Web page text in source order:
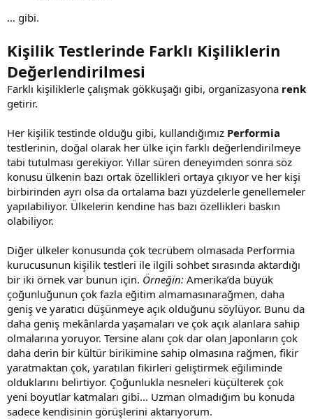
… gibi.
Kişilik Testlerinde Farklı Kişiliklerin
Değerlendirilmesi
Farklı kişiliklerle çalışmak gökkuşağı gibi, organizasyona renk
getirir.
Her kişilik testinde olduğu gibi, kullandığımız Performia
testlerinin, doğal olarak her ülke için farklı değerlendirilmeye
tabi tutulması gerekiyor. Yıllar süren deneyimden sonra söz
konusu ülkenin bazı ortak özellikleri ortaya çıkıyor ve her kişi
birbirinden ayrı olsa da ortalama bazı yüzdelerle genellemeler
yapılabiliyor. Ülkelerin kendine has bazı özellikleri baskın
olabiliyor.
Diğer ülkeler konusunda çok tecrübem olmasada Performia
kurucusunun kişilik testleri ile ilgili sohbet sırasında aktardığı
bir iki örnek var bunun için. Örneğin: Amerika’da büyük
çoğunluğunun çok fazla eğitim almamasınarağmen, daha
geniş ve yaratıcı düşünmeye açık olduğunu söylüyor. Bunu da
daha geniş mekânlarda yaşamaları ve çok açık alanlara sahip
olmalarına yoruyor. Tersine alanı çok dar olan Japonların çok
daha derin bir kültür birikimine sahip olmasına rağmen, fikir
yaratmaktan çok, yaratılan fikirleri geliştirmek eğiliminde
olduklarını belirtiyor. Çoğunlukla nesneleri küçülterek çok
yeni boyutlar katmaları gibi… Uzman olmadığım bu konuda
sadece kendisinin görüşlerini aktarıyorum.